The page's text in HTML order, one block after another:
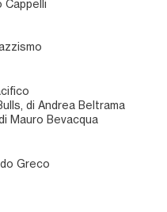
Cappelli
di Andrea Beltrama
Mauro Bevacqua
Greco